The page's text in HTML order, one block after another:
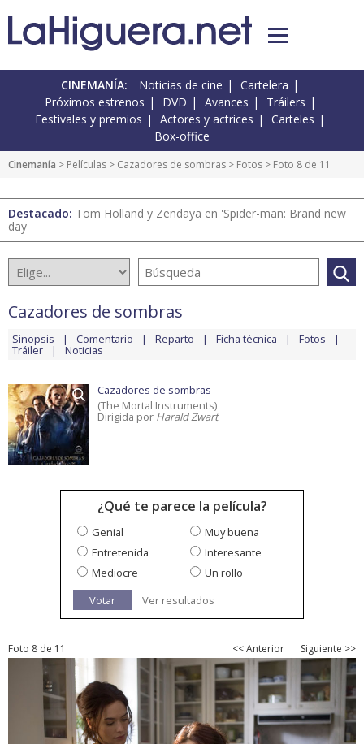
CINEMANÍA: Noticias de cine
Cartelera
Próximos estrenos
DVD Avances
Tráilers
Festivales y premios
Actores y actrices
Carteles
Box-office
Cinemanía > Películas > Cazadores de sombras > Fotos > Foto 8 de 11
Destacado: Tom Holland y Zendaya en 'Spider-man: Brand new
day'
Cazadores de sombras
Sinopsis Comentario Reparto Ficha técnica Fotos
Tráiler Noticias
Cazadores de sombras
(The Mortal Instruments)
Dirigida por Harald Zwart
¿Qué te parece la película?
Genial
Muy buena
Entretenida
Interesante
Mediocre
Un rollo
Votar
Ver resultados
Foto 8 de 11 << Anterior Siguiente >>